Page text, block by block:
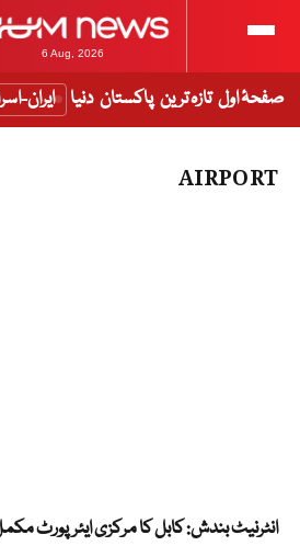
6 Aug, 2026
صفحۂ اول تازہ ترین پاکستان دنیا ایران-
AIRPORT
انٹرنیٹ بندش: کابل کا مرکزی ایئرپورٹ